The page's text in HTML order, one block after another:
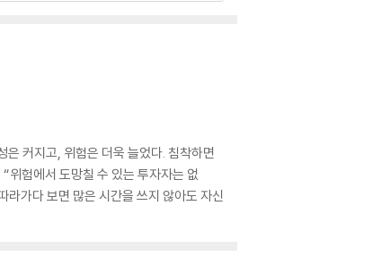
커지고, 위험은 더욱 늘었다. 침착하면
위험에서 도망칠 수 있는 투자자는 없
라가다 보면 많은 시간을 쓰지 않아도 자신